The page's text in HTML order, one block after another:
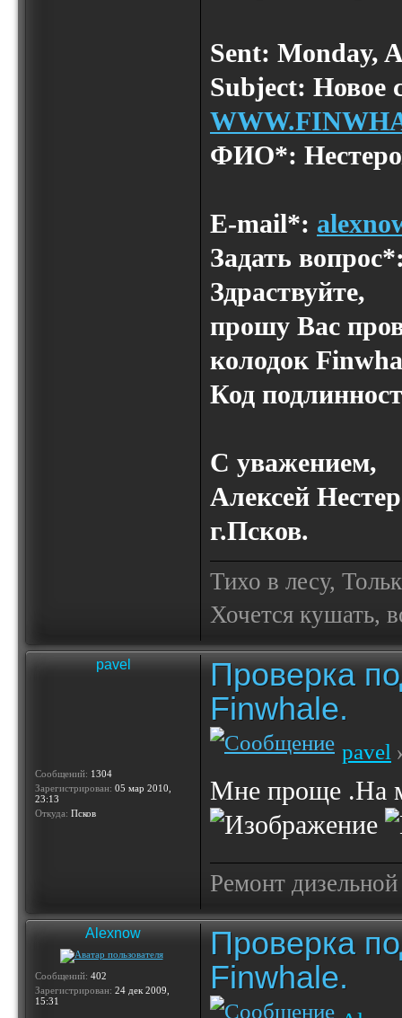
Sent: Monday,
Subject: Новое
ФИО*:
E-mail*:
Задать
Здраствуйте,
прошу Вас
колодок
Код
С уважением,
Алексей
г.Псков.
Тихо в лесу,
Хочется кушать,
pavel
Сообщений: 1304
Зарегистрирован: 05 мар 2010,
23:13
Откуда: Псков
Проверка
Finwhale.
pavel
Мне проще .На
Ремонт
Alexnow
Сообщений: 402
Зарегистрирован: 24 дек 2009,
15:31
Проверка
Finwhale.